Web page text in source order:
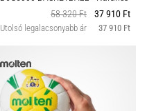
58 320 Ft
37 910 Ft
Utolsó legalacsonyabb ár 37 910 Ft